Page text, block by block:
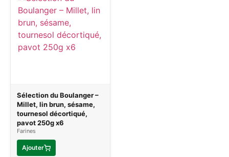
Sélection du Boulanger –
Millet, lin brun, sésame,
tournesol décortiqué,
pavot 250g x6
Farines
Ajouter